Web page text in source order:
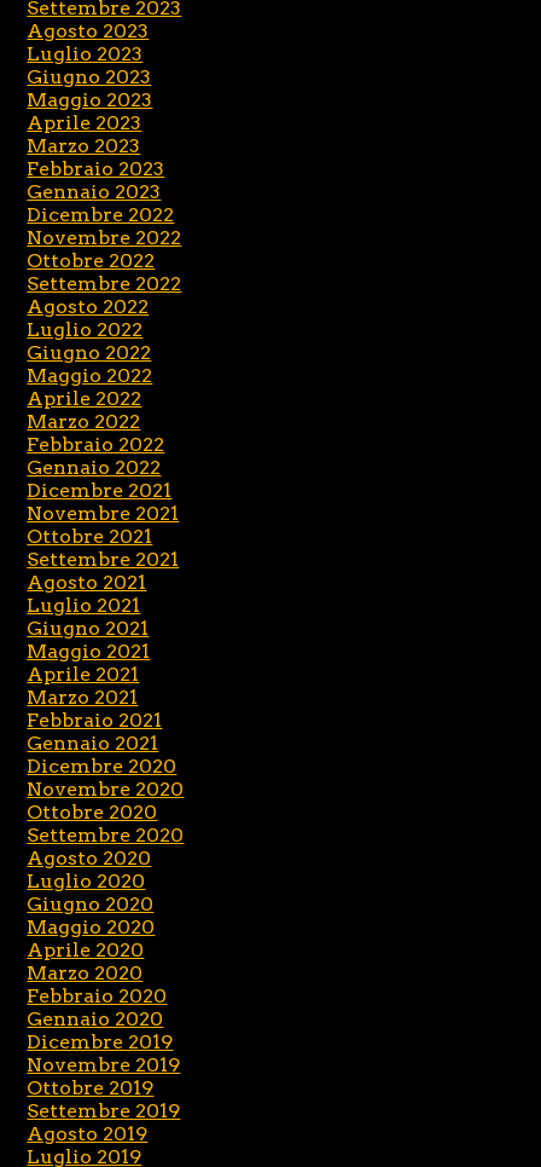
Settembre 2023
Agosto 2023
Luglio 2023
Giugno 2023
Maggio 2023
Aprile 2023
Marzo 2023
Febbraio 2023
Gennaio 2023
Dicembre 2022
Novembre 2022
Ottobre 2022
Settembre 2022
Agosto 2022
Luglio 2022
Giugno 2022
Maggio 2022
Aprile 2022
Marzo 2022
Febbraio 2022
Gennaio 2022
Dicembre 2021
Novembre 2021
Ottobre 2021
Settembre 2021
Agosto 2021
Luglio 2021
Giugno 2021
Maggio 2021
Aprile 2021
Marzo 2021
Febbraio 2021
Gennaio 2021
Dicembre 2020
Novembre 2020
Ottobre 2020
Settembre 2020
Agosto 2020
Luglio 2020
Giugno 2020
Maggio 2020
Aprile 2020
Marzo 2020
Febbraio 2020
Gennaio 2020
Dicembre 2019
Novembre 2019
Ottobre 2019
Settembre 2019
Agosto 2019
Luglio 2019